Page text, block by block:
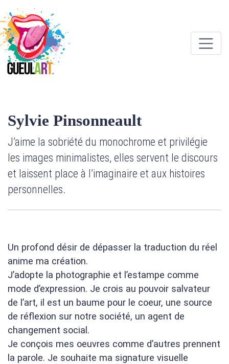
Sylvie Pinsonneault
J’aime la sobriété du monochrome et privilégie
les images minimalistes, elles servent le discours
et laissent place à l’imaginaire et aux histoires
personnelles.
Un profond désir de dépasser la traduction du réel
anime ma création.
J’adopte la photographie et l’estampe comme
mode d’expression. Je crois au pouvoir salvateur
de l’art, il est un baume pour le coeur, une source
de réflexion sur notre société, un agent de
changement social.
Je conçois mes oeuvres comme d’autres prennent
la parole. Je souhaite ma signature visuelle